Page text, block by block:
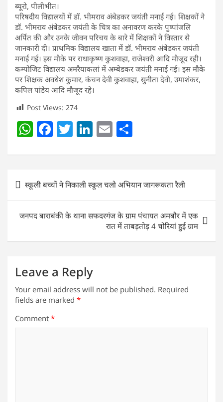
ब्यूरो, पीलीभीत।
परिषदीय विद्यालयों में डॉ. भीमराव अंबेडकर जयंती मनाई गई। शिक्षकों ने
डॉ. भीमराव अंबेडकर जयंती के चित्र का अनावरण करके पुष्पांजलि
अर्पित की और उनके जीवन परिचय के बारे में शिक्षकों ने विस्तार से
जानकारी दी। प्राथमिक विद्यालय खाता में डॉ. भीमराव अंबेडकर जयंती
मनाई गई। इस मौके पर राधाकृष्ण कुशवाहा, राजेश्वरी आदि मौजूद रही।
कम्पोजिट विद्यालय अमरैयाकलां में अम्बेडकर जयंती मनाई गई। इस मौके
पर शिक्षक अवधेश कुमार, कंचन देवी कुशवाहा, सुनीता देवी, उमाशंकर,
कपिल पांडेय आदि मौजूद रहे।
Post Views: 274
W
at
s
A
p
p
F
c
e
b
o
o
k
T
itt
er
Li
k
e
dI
n
E
ai
l
ar
e
Post
navigation
स्कूली बच्चों ने निकाली स्कूल चलो अभियान जागरूकता रैली
जनपद बाराबंकी के थाना सफदरगंज के ग्राम पंचायत अमबौर में एक
रात में ताबड़तोड़ 4 चोरियां हुई ग्राम
Leave a Reply
Your email address will not be published. Required
fields are marked *
Comment *